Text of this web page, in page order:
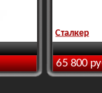
Сталкер
65 800